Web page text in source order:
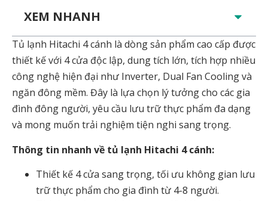
XEM NHANH
Tủ lạnh Hitachi 4 cánh là dòng sản phẩm cao cấp được
thiết kế với 4 cửa độc lập, dung tích lớn, tích hợp nhiều
công nghệ hiện đại như Inverter, Dual Fan Cooling và
ngăn đông mềm. Đây là lựa chọn lý tưởng cho các gia
đình đông người, yêu cầu lưu trữ thực phẩm đa dạng
và mong muốn trải nghiệm tiện nghi sang trọng.
Thông tin nhanh về tủ lạnh Hitachi 4 cánh:
Thiết kế 4 cửa sang trọng, tối ưu không gian lưu
trữ thực phẩm cho gia đình từ 4-8 người.